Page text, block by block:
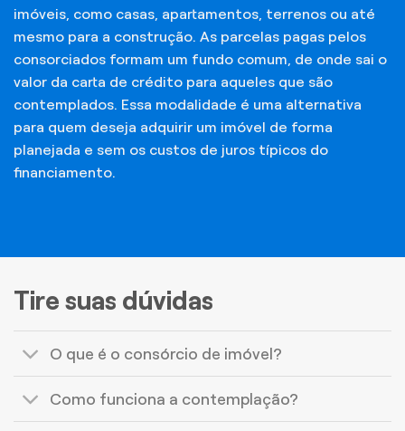
imóveis, como casas, apartamentos, terrenos ou até
mesmo para a construção. As parcelas pagas pelos
consorciados formam um fundo comum, de onde sai o
valor da carta de crédito para aqueles que são
contemplados. Essa modalidade é uma alternativa
para quem deseja adquirir um imóvel de forma
planejada e sem os custos de juros típicos do
financiamento.
Tire suas dúvidas
O que é o consórcio de imóvel?
Como funciona a contemplação?